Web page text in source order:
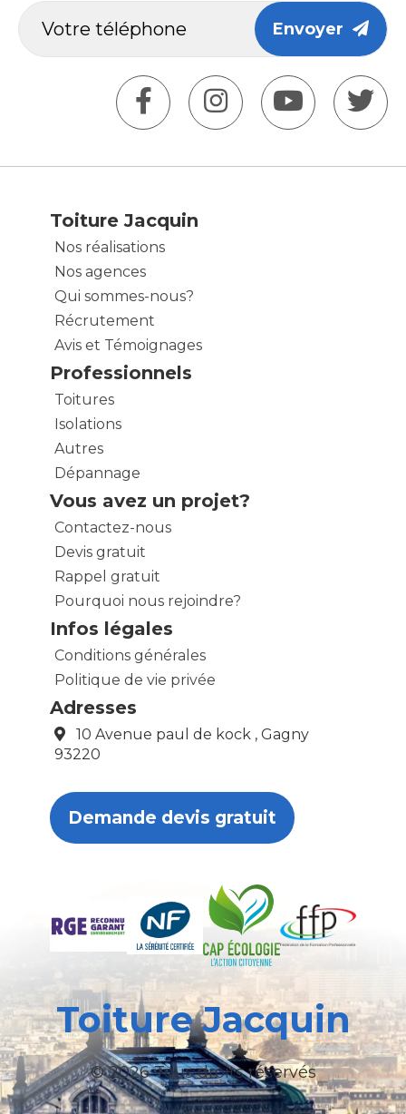
Envoyer
Toiture Jacquin
Nos réalisations
Nos agences
Qui sommes-nous?
Récrutement
Avis et Témoignages
Professionnels
Toitures
Isolations
Autres
Dépannage
Vous avez un projet?
Contactez-nous
Devis gratuit
Rappel gratuit
Pourquoi nous rejoindre?
Infos légales
Conditions générales
Politique de vie privée
Adresses
10 Avenue paul de kock , Gagny
93220
Demande devis gratuit
Toiture Jacquin
© 2026 Tous droits réservés